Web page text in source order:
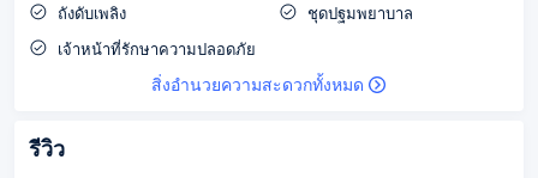
ถังดับเพลิง
ชุดปฐมพยาบาล
เจ้าหน้าที่รักษาความปลอดภัย
สิ่งอำนวยความสะดวกทั้งหมด
รีวิว